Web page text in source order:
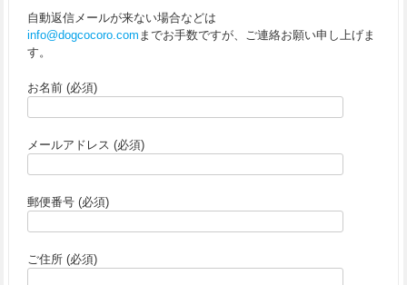
自動返信メールが来ない場合などは
info@dogcocoro.com までお手数ですが、ご連絡お願い申し上げま
す。
お名前 (必須)
メールアドレス (必須)
郵便番号 (必須)
ご住所 (必須)